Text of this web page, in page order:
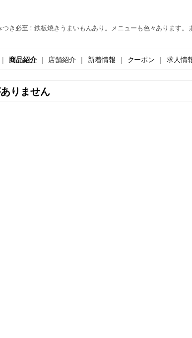
き必至！鉄板焼きうまいもんあり。メニューも色々あります。
商品紹介 店舗紹介 新着情報 クーポン 求人情
りません